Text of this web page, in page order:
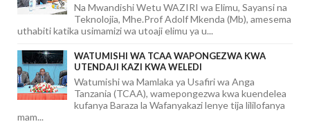
Na Mwandishi Wetu WAZIRI wa Elimu, Sayansi na
Teknolojia, Mhe.Prof Adolf Mkenda (Mb), amesema
uthabiti katika usimamizi wa utoaji elimu ya u...
WATUMISHI WA TCAA WAPONGEZWA KWA
UTENDAJI KAZI KWA WELEDI
Watumishi wa Mamlaka ya Usafiri wa Anga
Tanzania (TCAA), wamepongezwa kwa kuendelea
kufanya Baraza la Wafanyakazi lenye tija lililofanya
mam...